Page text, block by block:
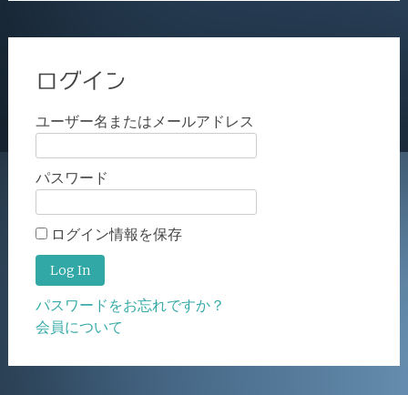
ログイン
ユーザー名またはメールアドレス
パスワード
ログイン情報を保存
パスワードをお忘れですか？
会員について